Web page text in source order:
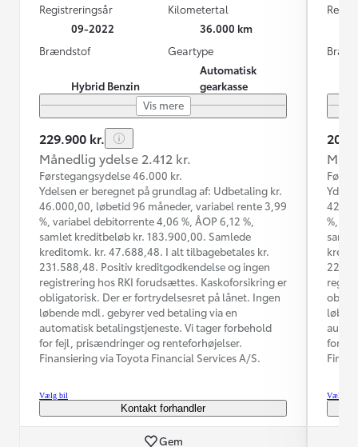
Registreringsår
09-2022
Kilometertal
36.000 km
Brændstof
Hybrid Benzin
Geartype
Automatisk
gearkasse
Vis mere
229.900 kr.
Månedlig ydelse 2.412 kr.
Førstegangsydelse 46.000 kr.
Ydelsen er beregnet på grundlag af: Udbetaling kr.
46.000,00, løbetid 96 måneder, variabel rente 3,99
%, variabel debitorrente 4,06 %, ÅOP 6,12 %,
samlet kreditbeløb kr. 183.900,00. Samlede
kreditomk. kr. 47.688,48. I alt tilbagebetales kr.
231.588,48. Positiv kreditgodkendelse og ingen
registrering hos RKI forudsættes. Kaskoforsikring er
obligatorisk. Der er fortrydelsesret på lånet. Ingen
løbende mdl. gebyrer ved betaling via en
automatisk betalingstjeneste. Vi tager forbehold
for fejl, prisændringer og renteforhøjelser.
Finansiering via Toyota Financial Services A/S.
Vælg bil
Kontakt forhandler
Gem
%,
for
Vælg bil